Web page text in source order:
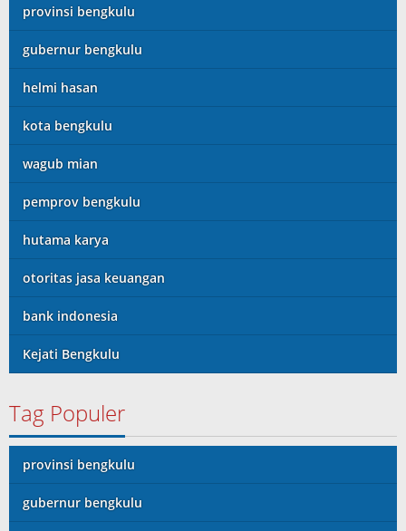
provinsi bengkulu
gubernur bengkulu
helmi hasan
kota bengkulu
wagub mian
pemprov bengkulu
hutama karya
otoritas jasa keuangan
bank indonesia
Kejati Bengkulu
Tag Populer
provinsi bengkulu
gubernur bengkulu